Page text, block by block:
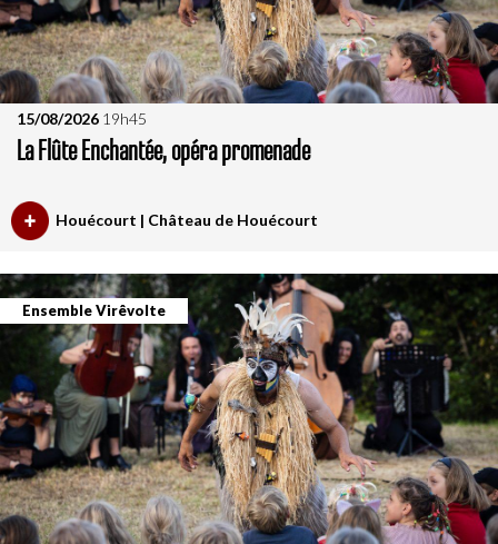
15/08/2026 19h45
La Flûte Enchantée, opéra promenade
Houécourt | Château de Houécourt
Ensemble Virêvolte